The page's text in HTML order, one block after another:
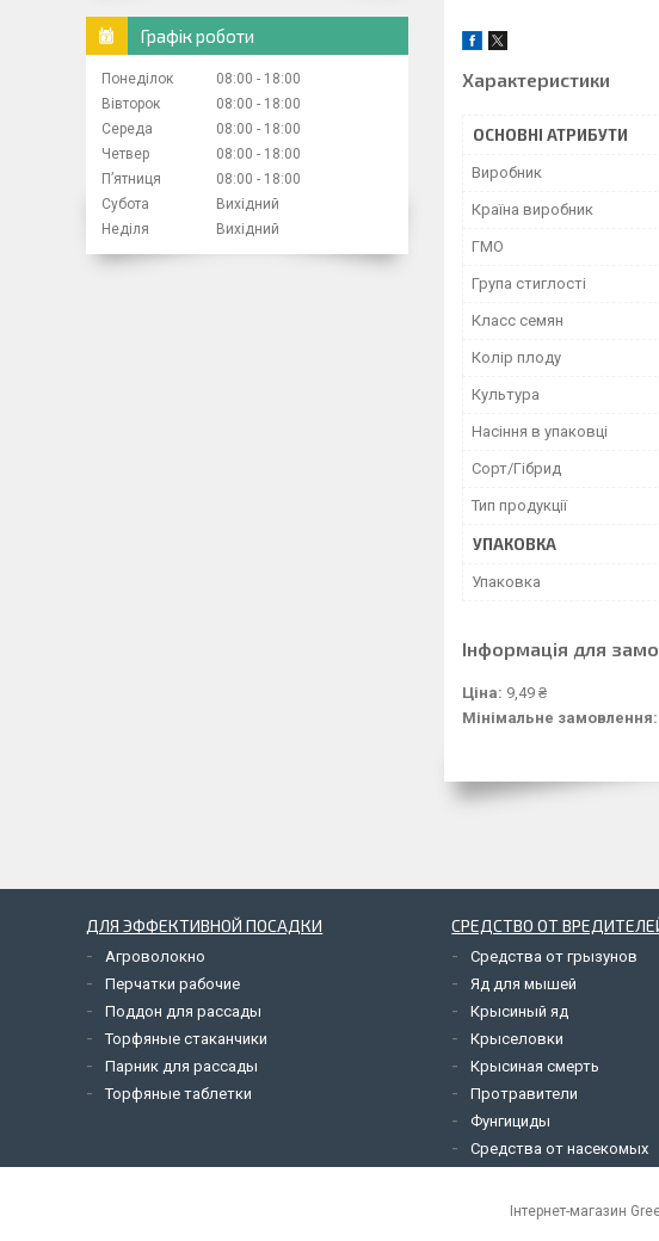
Характеристики
ОСНОВНІ АТРИБУТИ
Виробник
Країна виробник
ГМО
Група стиглості
Класс семян
Колір плоду
Культура
Насіння в упаковці
Сорт/Гібрид
Тип продукції
УПАКОВКА
Упаковка
Інформація для
Ціна: 9,49 ₴
Мінімальне замовлення:
Графік роботи
Понеділок 08:00
18:00
Вівторок
08:00
18:00
Середа
08:00
18:00
Четвер
08:00
18:00
Пʼятниця
08:00
18:00
Субота
Вихідний
Неділя
Вихідний
ДЛЯ ЭФФЕКТИВНОЙ ПОСАДКИ
Агроволокно
Перчатки рабочие
Поддон для рассады
Торфяные стаканчики
Парник для рассады
Торфяные таблетки
СРЕДСТВО ОТ
Средства от грызунов
Яд для мышей
Крысиный яд
Крыселовки
Крысиная смерть
Протравители
Фунгициды
Средства от насекомых